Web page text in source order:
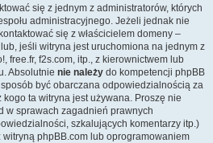
się z jednym z administratorów, których
administracyjnego. Jeżeli jednak nie
się z właścicielem domeny –
jeśli witryna jest uruchomiona na jednym z
free.fr, f2s.com, itp., z kierownictwem lub
Absolutnie nie należy do kompetencji phpBB
być obarczana odpowiedzialnością za
ta witryna jest używana. Proszę nie
w sprawach zagadnień prawnych
szkalujących komentarzy itp.)
witryną phpBB.com lub oprogramowaniem